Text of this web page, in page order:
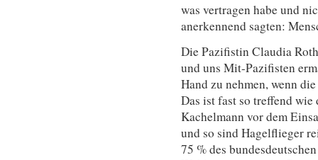
was vertragen habe und
anerkennend sagten:
Die Pazifistin Claudia
und uns Mit-Pazifisten
Hand zu nehmen, wenn
Das ist fast so treffend
Kachelmann vor dem
und so sind Hagelflieger
75 % des